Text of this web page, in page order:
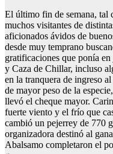
El último fin de semana, tal
muchos visitantes de
aficionados ávidos de
desde muy temprano
gratificaciones que ponía
y Caza de Chillar, incluso
en la tranquera de ingreso
de mayor peso de la
llevó el cheque mayor.
fuerte viento y el frío que
cambió un pejerrey de 770
organizadora destinó al
Abalsamo completaron el